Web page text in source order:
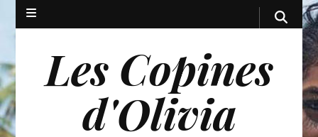
Les Copines
d'Olivia